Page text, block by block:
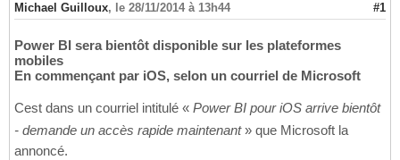
Michael Guilloux, le 28/11/2014 à 13h44 #1
Power BI sera bientôt disponible sur les plateformes
mobiles
En commençant par iOS, selon un courriel de Microsoft
Cest dans un courriel intitulé « Power BI pour iOS arrive bientôt
- demande un accès rapide maintenant» que Microsoft la
annoncé.